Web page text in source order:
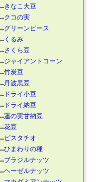
きなこ大豆
クコの実
グリーンピース
くるみ
さくら豆
ジャイアントコーン
竹炭豆
丹波黒豆
ドライ小豆
ドライ納豆
蓮の実甘納豆
花豆
ピスタチオ
ひまわりの種
ブラジルナッツ
ヘーゼルナッツ